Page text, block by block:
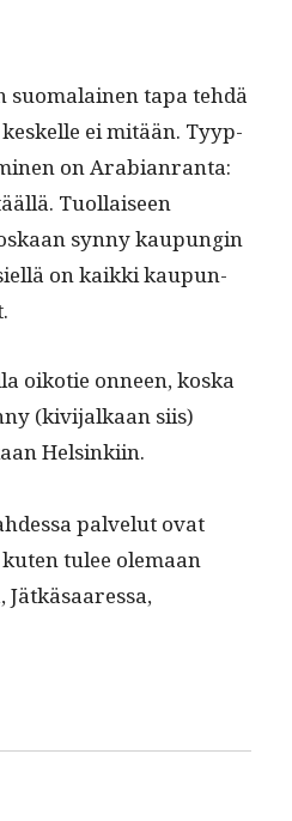
suo­ma­lainen tapa tehdä
ei mitään. Tyyp­
on Ara­bi­an­ran­ta:
Tuol­laiseen
syn­ny kaupun­gin
on kaik­ki kaupun­
oikotie onneen, kos­ka
(kivi­jalka­an siis)
Helsinkiin.
palve­lut ovat
tulee ole­maan
Jätkäsaa­res­sa,